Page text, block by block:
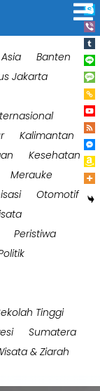
Asia
Banten
Jakarta
Kalimantan
Kesehatan
Merauke
Otomotif
Peristiwa
Tinggi
Sumatera
& Ziarah